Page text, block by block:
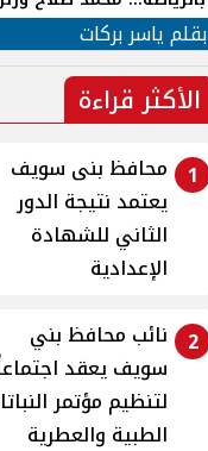
الهوية في الشارع التركي
بقلم ياسر بركات
الأكثر قراءة
1
محافظ بنى سويف
يعتمد نتيجة الدور
الثاني للشهادة
الإعدادية
2
نائب محافظ بني
سويف يعقد
لتنظيم مؤتمر
الطبية والعطرية